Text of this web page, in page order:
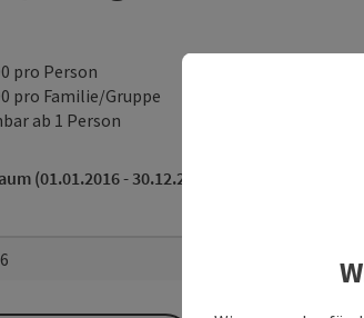
pro Person
pro Familie/Gruppe
ab 1 Person
(01.01.2016 - 30.12.2026)